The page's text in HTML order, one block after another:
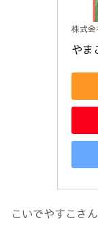
株式
やま
こいでやすこさ